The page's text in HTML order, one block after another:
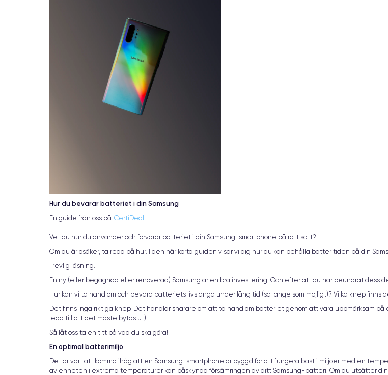
Hur du bevarar batteriet i din Samsung
En guide från oss på CertiDeal
Vet du hur du använder och förvarar batteriet i din Samsung-smartphone på rätt sätt?
Om du är osäker, ta reda på hur. I den här korta guiden visar vi dig hur du kan behålla batteritiden på din
Trevlig läsning.
En ny (eller begagnad eller renoverad) Samsung är en bra investering. Och efter att du har beundrat dess
Hur kan vi ta hand om och bevara batteriets livslängd under lång tid (så länge som möjligt)? Vilka knep finns
Det finns inga riktiga knep. Det handlar snarare om att ta hand om batteriet genom att vara uppmärksam på
leda till att det måste bytas ut).
Så låt oss ta en titt på vad du ska göra!
En optimal batterimiljö
Det är värt att komma ihåg att en Samsung-smartphone är byggd för att fungera bäst i miljöer med en
av enheten i extrema temperaturer kan påskynda försämringen av ditt Samsung-batteri. Om du utsätter